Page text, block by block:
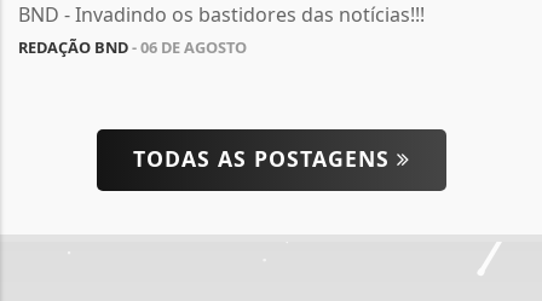
BND - Invadindo os bastidores das notícias!!!
REDAÇÃO BND- 06 DE AGOSTO
TODAS AS POSTAGENS